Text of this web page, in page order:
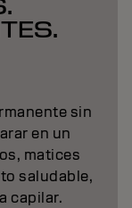
sin
en un
matices
saludable,
capilar.